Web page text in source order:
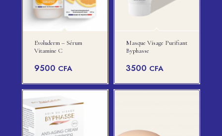
Evoluderm – Sérum
Vitamine C
9500 CFA
Masque Visage Purifiant
Byphasse
3500 CFA